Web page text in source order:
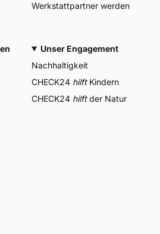
Werkstattpartner werden
Unser Engagement
Nachhaltigkeit
CHECK24 hilftKindern
CHECK24 hilftder Natur